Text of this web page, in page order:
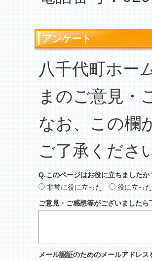
アンケート
八千代町ホー
まのご意見・
なお、この欄
ご了承くださ
Q.このページはお役に立ちましたか
非常に役に立った
役に立った
ご意見・ご感想等がございました
メール認証のためのメールアドレス